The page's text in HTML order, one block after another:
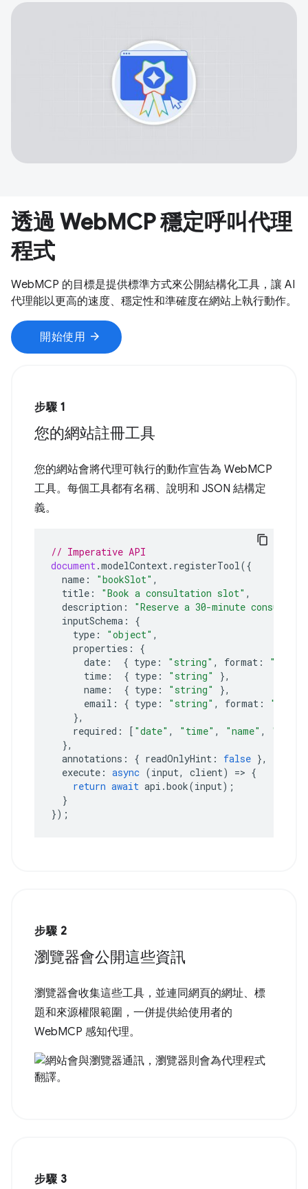
透過 WebMCP 穩定呼叫代理
程式
WebMCP 的目標是提供標準方式來公開結構化工具，讓 AI
代理能以更高的速度、穩定性和準確度在網站上執行動作。
開始使用 arrow_forward
步驟 1
您的網站註冊工具
您的網站會將代理可執行的動作宣告為 WebMCP
工具。每個工具都有名稱、說明和 JSON 結構定
義。
// Imperative API
document.modelContext. registerTool({
name : "bookSlot" ,
title : "Book a consultation slot" ,
description :
"Reserve a 30-minute
inputSchema :
{
type : "object" ,
properties :
{
date : { type : "string" , format :
"date"
time : { type : "string"
},
name : { type : "string"
},
email : { type : "string" , format :
},
required : [ "date" , "time" , "name" ,
},
annotations : { readOnlyHint : false },
execute : async (input, client) => {
return await api .book(input);
}
});
步驟 2
瀏覽器會公開這些資訊
瀏覽器會收集這些工具，並連同網頁的網址、標
題和來源權限範圍，一併提供給使用者的
WebMCP 感知代理。
步驟 3